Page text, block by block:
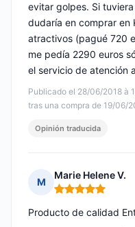
Publicado el 28/06/2018 à
tras una compra de 19/06/
evitar golpes. Si
dudaría en comprar en
atractivos (pagué 720
me pedía 2290 euros
el servicio de atención
Opinión traducida
M
Marie Helene V.
Nota: 5 de 5
Producto de calidad